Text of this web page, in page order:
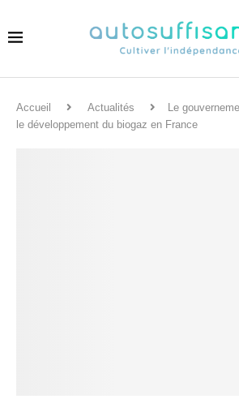
Accueil Actualités
Le
le développement du biogaz en France